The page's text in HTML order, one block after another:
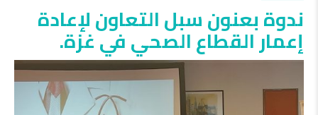
ندوة بعنون سبل التعاون لإعادة
إعمار القطاع الصحي في غزة.